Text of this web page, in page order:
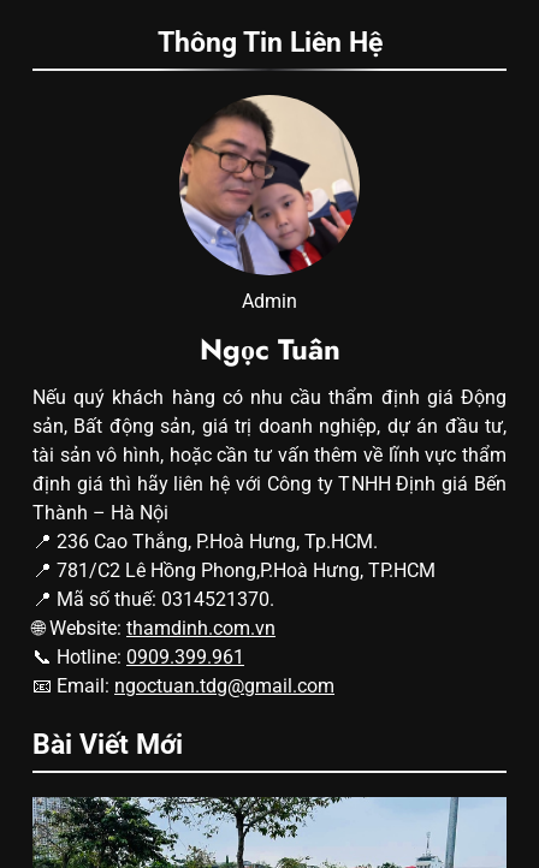
Thông Tin Liên Hệ
Admin
Ngọc Tuân
Nếu quý khách hàng có nhu cầu thẩm định giá Động
sản, Bất động sản, giá trị doanh nghiệp, dự án đầu tư,
tài sản vô hình, hoặc cần tư vấn thêm về lĩnh vực thẩm
định giá thì hãy liên hệ với Công ty TNHH Định giá Bến
Thành – Hà Nội
📍 236 Cao Thắng, P.Hoà Hưng, Tp.HCM.
📍 781/C2 Lê Hồng Phong,P.Hoà Hưng, TP.HCM
📍 Mã số thuế: 0314521370.
🌐 Website: thamdinh.com.vn
📞 Hotline: 0909.399.961
📧 Email: ngoctuan.tdg@gmail.com
Bài Viết Mới